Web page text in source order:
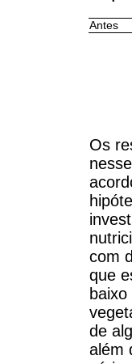
Antes
Os
com
que
de
além